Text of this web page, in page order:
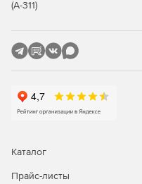
менеджера в работу.
Store по доступной цене.
(А-311)
Каталог
Прайс-листы